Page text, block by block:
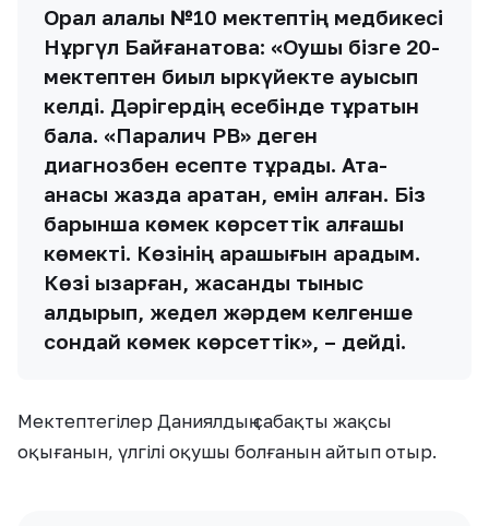
Орал қалалық №10 мектептің медбикесі
Нұргүл Байғанатова: «Оқушы бізге 20-
мектептен биыл қыркүйекте ауысып
келді. Дәрігердің есебінде тұратын
бала. «Паралич РВ» деген
диагнозбен есепте тұрады. Ата-
анасы жазда қаратқан, емін алған. Біз
барынша көмек көрсеттік алғашқы
көмекті. Көзінің қарашығын қарадым.
Көзі қызарған, жасанды тыныс
алдырып, жедел жәрдем келгенше
сондай көмек көрсеттік», – дейді.
Мектептегілер Даниялдың сабақты жақсы
оқығанын, үлгілі оқушы болғанын айтып отыр.